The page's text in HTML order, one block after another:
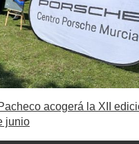
acogerá la XII
junio